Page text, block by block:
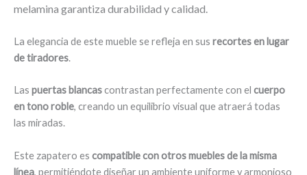
melamina garantiza durabilidad y calidad.
La elegancia de este mueble se refleja en sus recortes en lugar
de tiradores.
Las puertas blancascontrastan perfectamente con el cuerpo
en tono roble, creando un equilibrio visual que atraerá todas
las miradas.
Este zapatero es compatible con otros muebles de la misma
línea, permitiéndote diseñar un ambiente uniforme y armonioso